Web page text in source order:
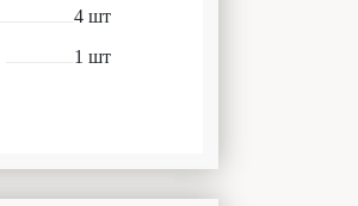
4 шт
1 шт